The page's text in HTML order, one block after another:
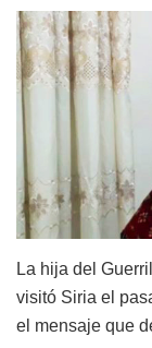
La hija del
visitó Siria el
el mensaje que